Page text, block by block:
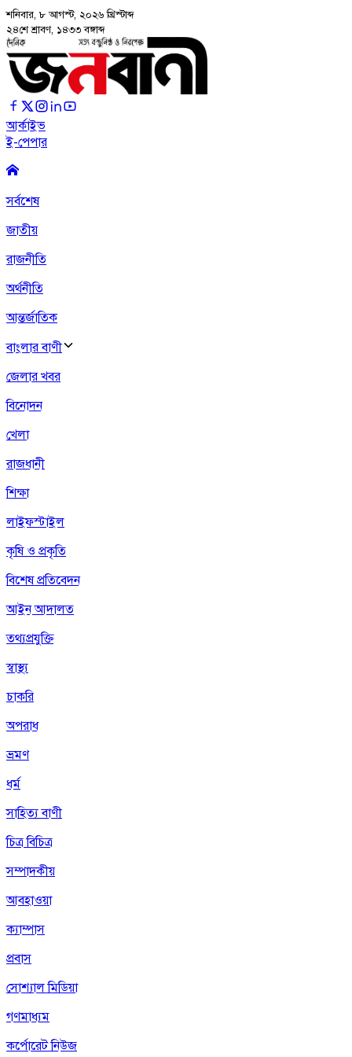
শনিবার, ৮ আগস্ট, ২০২৬ খ্রিস্টাব্দ
২৪শে শ্রাবণ, ১৪৩৩ বঙ্গাব্দ
আর্কাইভ
ই-পেপার
সর্বশেষ
জাতীয়
রাজনীতি
অর্থনীতি
আন্তর্জাতিক
বাংলার বাণী
জেলার খবর
বিনোদন
খেলা
রাজধানী
শিক্ষা
লাইফস্টাইল
কৃষি ও প্রকৃতি
বিশেষ প্রতিবেদন
আইন আদালত
তথ্যপ্রযুক্তি
স্বাস্থ্য
চাকরি
অপরাধ
ভ্রমণ
ধর্ম
সাহিত্য বাণী
চিত্র বিচিত্র
সম্পাদকীয়
আবহাওয়া
ক্যাম্পাস
প্রবাস
সোশ্যাল মিডিয়া
গণমাধ্যম
কর্পোরেট নিউজ